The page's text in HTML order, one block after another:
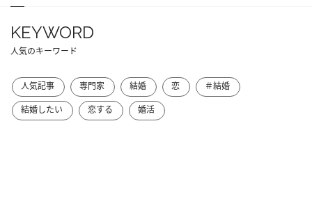
KEYWORD
人気のキーワード
人気記事 専門家 結婚 恋
＃結婚
結婚したい
恋する 婚活